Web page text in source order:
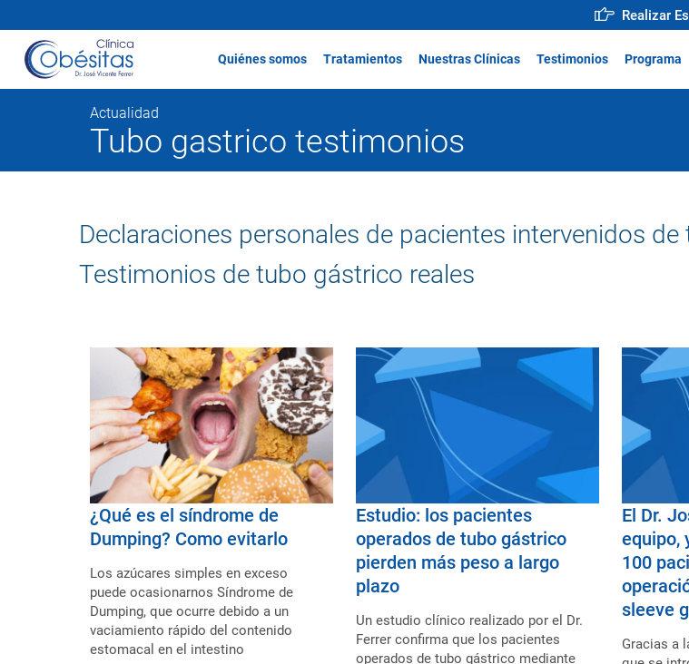
Realizar
Quiénes somos Tratamientos Nuestras Clínicas Testimonios Programa
Actualidad
Tubo gastrico testimonios
Declaraciones personales de pacientes intervenidos
Testimonios de tubo gástrico reales
¿Qué es el síndrome de
Dumping? Como evitarlo
Los azúcares simples en exceso
puede ocasionarnos Síndrome de
Dumping, que ocurre debido a un
vaciamiento rápido del contenido
estomacal en el intestino
Estudio: los pacientes
operados de tubo gástrico
pierden más peso a largo
plazo
Un estudio clínico realizado por el Dr.
Ferrer confirma que los pacientes
operados de tubo gástrico mediante
El Dr.
equipo,
100
sleeve
Gracias a